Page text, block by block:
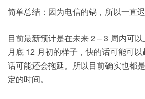
简单总结：因为电信的锅，所以一直迟
目前最新预计是在未来 2 – 3 周内可
月底 12 月初的样子，快的话可能可
话可能还会拖延。所以目前确实也都
定的时间。